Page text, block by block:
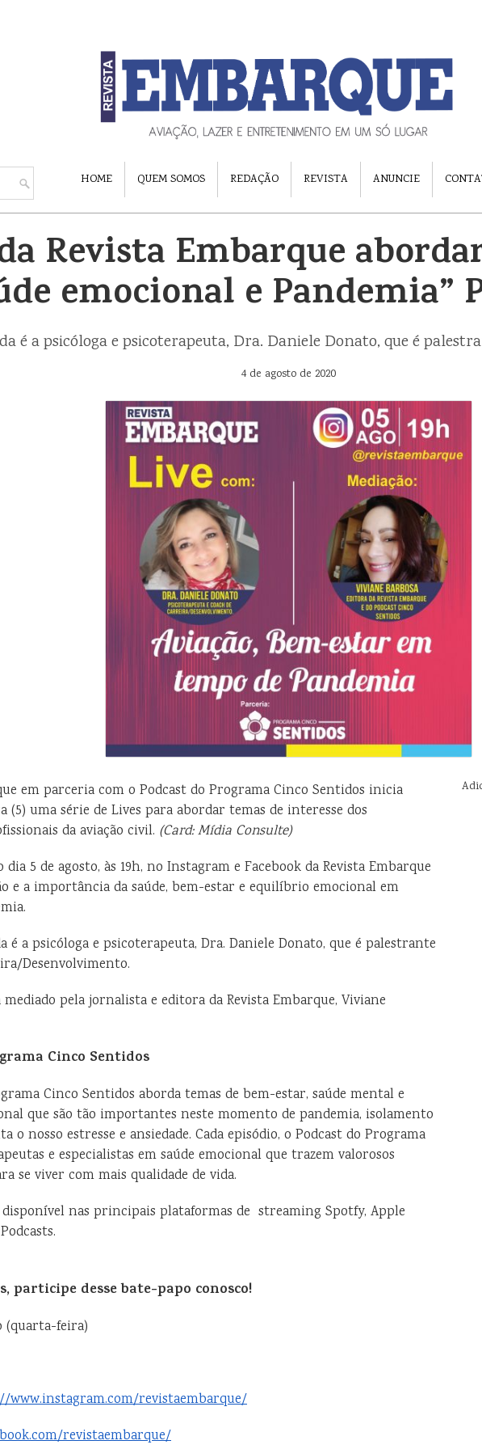
HOME QUEM SOMOS REDAÇÃO REVISTA ANUNCIE
Revista Embarque
emocional e Pandemia”
é a psicóloga e psicoterapeuta, Dra. Daniele Donato, que é
4 de agosto de 2020
em parceria com o Podcast do Programa Cinco Sentidos inicia
(5) uma série de Lives para abordar temas de interesse dos
da aviação civil. (Card: Mídia Consulte)
5 de agosto, às 19h, no Instagram e Facebook da Revista Embarque
e a importância da saúde, bem-estar e equilíbrio emocional em
é a psicóloga e psicoterapeuta, Dra. Daniele Donato, que é palestrante
Desenvolvimento.
pela jornalista e editora da Revista Embarque, Viviane
Cinco Sentidos
Cinco Sentidos aborda temas de bem-estar, saúde mental e
que são tão importantes neste momento de pandemia, isolamento
o nosso estresse e ansiedade. Cada episódio, o Podcast do Programa
e especialistas em saúde emocional que trazem valorosos
se viver com mais qualidade de vida.
nas principais plataformas de streaming Spotfy, Apple
participe desse bate-papo conosco!
(quarta-feira)
revistaembarque/
revistaembarque/